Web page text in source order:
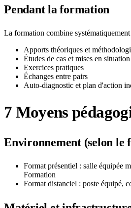
Pendant la formation
La formation combine
Apports théoriques et
Études de cas et mises en situation
Exercices pratiques
Échanges entre pairs
Auto-diagnostic et plan d'action
7 Moyens
Environnement (selon le
Format présentiel : salle équipée
Formation
Format distanciel : poste équipé,